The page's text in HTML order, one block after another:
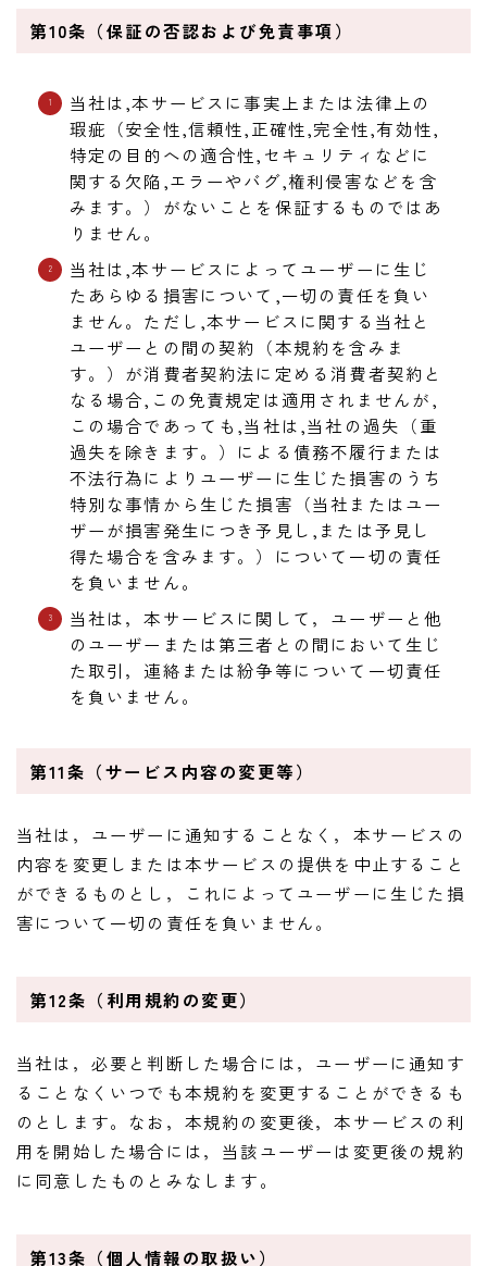
第10条（保証の否認および免責事項）
当社は,本サービスに事実上または法律上の
瑕疵（安全性,信頼性,正確性,完全性,有効性,
特定の目的への適合性,セキュリティなどに
関する欠陥,エラーやバグ,権利侵害などを含
みます。）がないことを保証するものではあ
りません。
当社は,本サービスによってユーザーに生じ
たあらゆる損害について,一切の責任を負い
ません。ただし,本サービスに関する当社と
ユーザーとの間の契約（本規約を含みま
す。）が消費者契約法に定める消費者契約と
なる場合,この免責規定は適用されませんが,
この場合であっても,当社は,当社の過失（重
過失を除きます。）による債務不履行または
不法行為によりユーザーに生じた損害のうち
特別な事情から生じた損害（当社またはユー
ザーが損害発生につき予見し,または予見し
得た場合を含みます。）について一切の責任
を負いません。
当社は，本サービスに関して，ユーザーと他
のユーザーまたは第三者との間において生じ
た取引，連絡または紛争等について一切責任
を負いません。
第11条（サービス内容の変更等）
当社は，ユーザーに通知することなく，本サービスの
内容を変更しまたは本サービスの提供を中止すること
ができるものとし，これによってユーザーに生じた損
害について一切の責任を負いません。
第12条（利用規約の変更）
当社は，必要と判断した場合には，ユーザーに通知す
ることなくいつでも本規約を変更することができるも
のとします。なお，本規約の変更後，本サービスの利
用を開始した場合には，当該ユーザーは変更後の規約
に同意したものとみなします。
第13条（個人情報の取扱い）